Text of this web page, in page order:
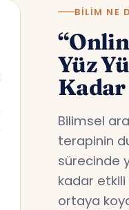
BILIM NE
Yüz
Bilimsel
terapinin
sürecinde
kadar
ortaya